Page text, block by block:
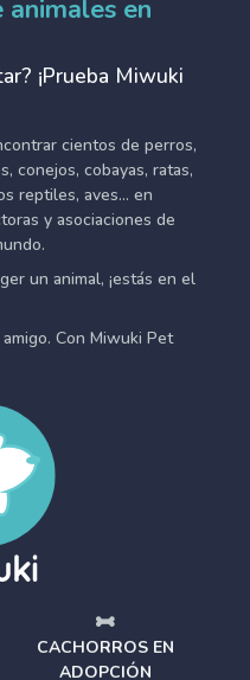
animales en
¡Prueba Miwuki
cientos de perros,
conejos, cobayas, ratas,
reptiles, aves... en
y asociaciones de
un animal, ¡estás en el
Con Miwuki Pet
CACHORROS EN
ADOPCIÓN